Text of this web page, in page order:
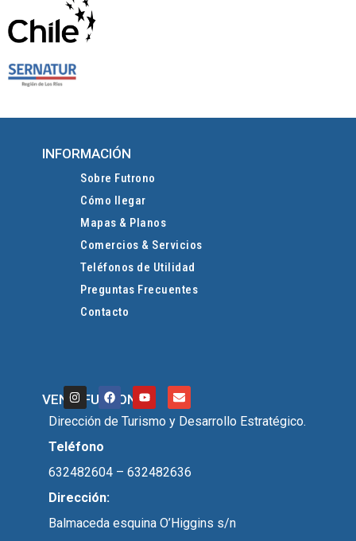
INFORMACIÓN
Sobre Futrono
Cómo llegar
Mapas & Planos
Comercios & Servicios
Teléfonos de Utilidad
Preguntas Frecuentes
Contacto
VEN A FUTRONO
Dirección de Turismo y Desarrollo Estratégico.
Teléfono
632482604 – 632482636
Dirección:
Balmaceda esquina O’Higgins s/n